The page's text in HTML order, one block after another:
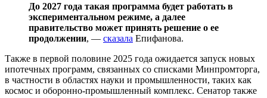
До 2027 года такая программа будет работать в
экспериментальном режиме, а далее
правительство может принять решение о ее
продолжении, — сказала Епифанова.
Также в первой половине 2025 года ожидается запуск новых
ипотечных программ, связанных со списками Минпромторга,
в частности в областях науки и промышленности, таких как
космос и оборонно-промышленный комплекс. Сенатор также